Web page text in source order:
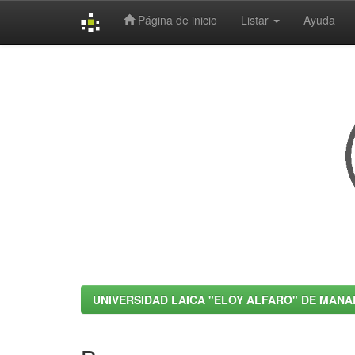
Página de inicio Listar Ayuda
UNIVERSIDAD LAICA "ELOY ALFARO" DE